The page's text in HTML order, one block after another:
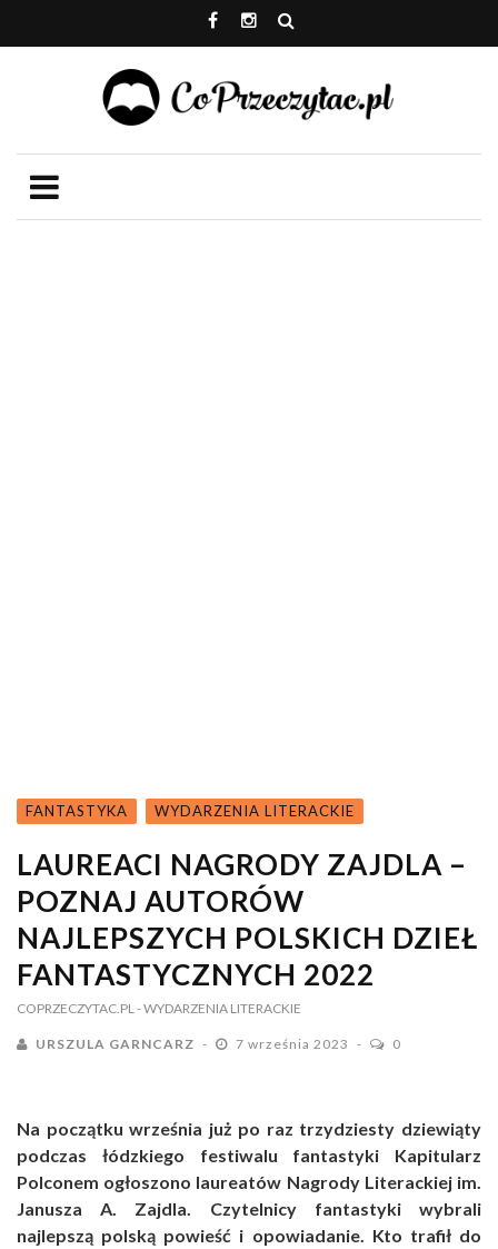
FANTASTYKA WYDARZENIA LITERACKIE
LAUREACI NAGRODY ZAJDLA –
POZNAJ AUTORÓW
NAJLEPSZYCH POLSKICH DZIEŁ
FANTASTYCZNYCH 2022
COPRZECZYTAC.PL - WYDARZENIA LITERACKIE
URSZULA GARNCARZ 7 września 2023 0
Na początku września już po raz trzydziesty dziewiąty
podczas łódzkiego festiwalu fantastyki Kapitularz
Polconem ogłoszono laureatów Nagrody Literackiej im.
Janusza A. Zajdla. Czytelnicy fantastyki wybrali
najlepszą polską powieść i opowiadanie. Kto trafił do